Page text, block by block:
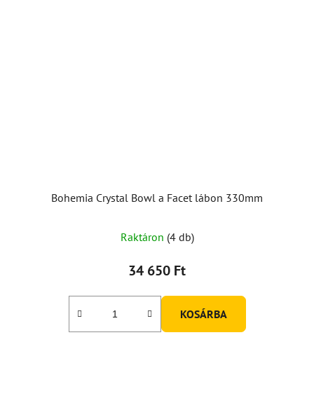
Bohemia Crystal Bowl a Facet lábon 330mm
Raktáron (4 db)
34 650 Ft
KOSÁRBA